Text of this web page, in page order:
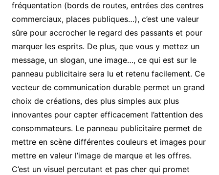
fréquentation (bords de routes, entrées des centres
commerciaux, places publiques…), c’est une valeur
sûre pour accrocher le regard des passants et pour
marquer les esprits. De plus, que vous y mettez un
message, un slogan, une image…, ce qui est sur le
panneau publicitaire sera lu et retenu facilement. Ce
vecteur de communication durable permet un grand
choix de créations, des plus simples aux plus
innovantes pour capter efficacement l’attention des
consommateurs. Le panneau publicitaire permet de
mettre en scène différentes couleurs et images pour
mettre en valeur l’image de marque et les offres.
C’est un visuel percutant et pas cher qui promet